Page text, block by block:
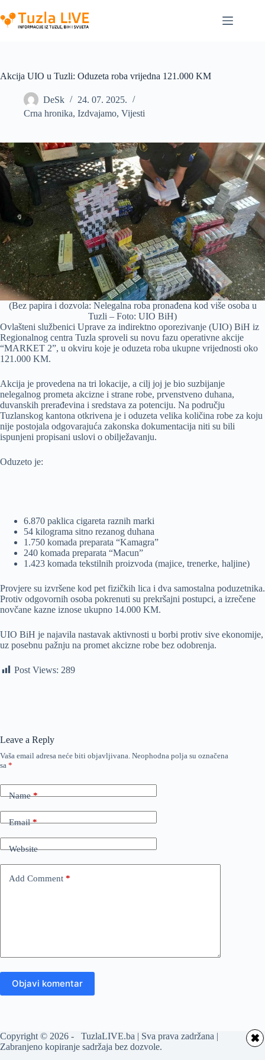
to
content
Akcija UIO u Tuzli: Oduzeta roba vrijedna 121.000 KM
DeSk
24. 07. 2025.
Crna hronika, Izdvajamo, Vijesti
(Bez papira i dozvola: Nelegalna roba pronađena kod više osoba u
Tuzli – Foto: UIO BiH)
Ovlašteni službenici Uprave za indirektno oporezivanje (UIO) BiH iz
Regionalnog centra Tuzla sproveli su novu fazu operativne akcije
“MARKET 2”, u okviru koje je oduzeta roba ukupne vrijednosti oko
121.000 KM.
Akcija je provedena na tri lokacije, a cilj joj je bio suzbijanje
nelegalnog prometa akcizne i strane robe, prvenstveno duhana,
duvanskih prerađevina i sredstava za potenciju. Na području
Tuzlanskog kantona otkrivena je i oduzeta velika količina robe za koju
nije postojala odgovarajuća zakonska dokumentacija niti su bili
ispunjeni propisani uslovi o obilježavanju.
Oduzeto je:
6.870 paklica cigareta raznih marki
54 kilograma sitno rezanog duhana
1.750 komada preparata “Kamagra”
240 komada preparata “Macun”
1.423 komada tekstilnih proizvoda (majice, trenerke, haljine)
Provjere su izvršene kod pet fizičkih lica i dva samostalna poduzetnika.
Protiv odgovornih osoba pokrenuti su prekršajni postupci, a izrečene
novčane kazne iznose ukupno 14.000 KM.
UIO BiH je najavila nastavak aktivnosti u borbi protiv sive ekonomije,
uz posebnu pažnju na promet akcizne robe bez odobrenja.
Post Views: 289
Leave a Reply
Vaša email adresa neće biti objavljivana. Neophodna polja su označena
sa *
Name*
Email*
Website
Add Comment *
Objavi komentar
Copyright © 2026 - TuzlaLIVE.ba | Sva prava zadržana |
Zabranjeno kopiranje sadržaja bez dozvole.
✖